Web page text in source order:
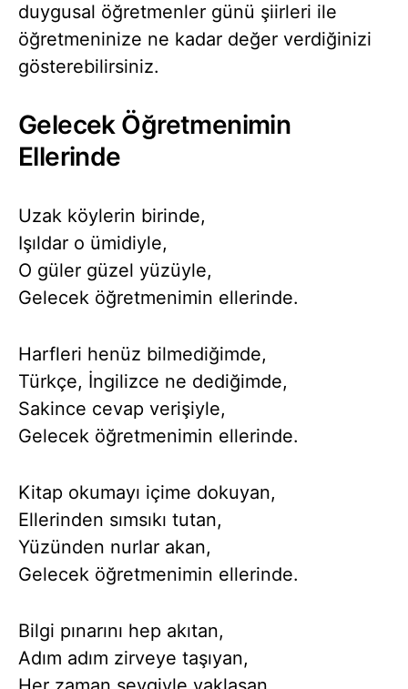
duygusal öğretmenler günü şiirleri ile
öğretmeninize ne kadar değer verdiğinizi
gösterebilirsiniz.
Gelecek Öğretmenimin
Ellerinde
Uzak köylerin birinde,
Işıldar o ümidiyle,
O güler güzel yüzüyle,
Gelecek öğretmenimin ellerinde.
Harfleri henüz bilmediğimde,
Türkçe, İngilizce ne dediğimde,
Sakince cevap verişiyle,
Gelecek öğretmenimin ellerinde.
Kitap okumayı içime dokuyan,
Ellerinden sımsıkı tutan,
Yüzünden nurlar akan,
Gelecek öğretmenimin ellerinde.
Bilgi pınarını hep akıtan,
Adım adım zirveye taşıyan,